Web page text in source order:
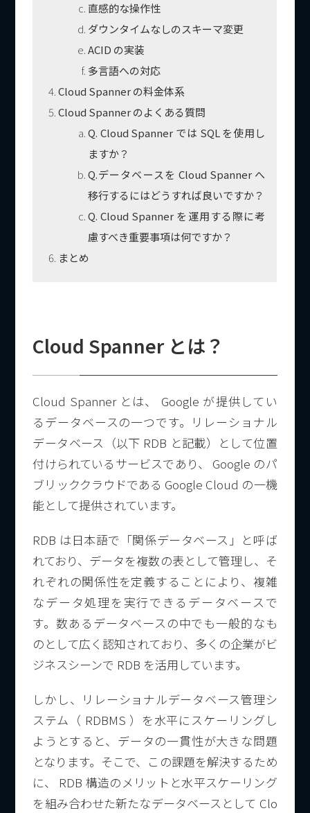
直感的な操作性
ダウンタイムなしのスキーマ変更
ACID の実装
多言語への対応
Cloud Spanner の料金体系
Cloud Spanner のよくある質問
Q. Cloud Spanner では SQL を使用し
ますか？
Q.データベースを Cloud Spanner へ
移行するにはどうすれば良いですか？
Q. Cloud Spanner を運用する際に考
慮すべき重要事項は何ですか？
まとめ
Cloud Spanner とは？
Cloud Spanner とは、 Google が提供してい
るデータベースの一つです。リレーショナル
データベース（以下 RDB と記載）として位置
付けられているサービスであり、 Google のパ
ブリッククラウドである Google Cloud の一機
能として提供されています。
RDB は日本語で「関係データベース」と呼ば
れており、データを複数の表として管理し、そ
れぞれの関係性を定義することにより、複雑
なデータ処理を実行できるデータベースで
す。数あるデータベースの中でも一般的なも
のとして広く認知されており、多くの企業がビ
ジネスシーンで RDB を活用しています。
しかし、リレーショナルデータベース管理シ
ステム（ RDBMS ）を水平にスケーリングし
ようとすると、データの一貫性が大きな問題
となります。そこで、この課題を解決するため
に、 RDB 構造のメリットと水平スケーリング
を組み合わせた新たなデータベースとして Clo